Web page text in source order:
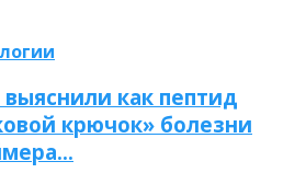
как пептид
крючок» болезни